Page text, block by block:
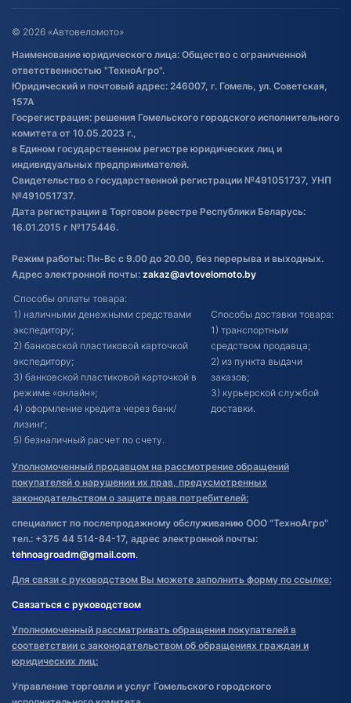
Оставить отзыв
Договор публичной оферты
Обработка файлов cookie
Постановка транспорта на учет
Обновления в ЭПТС 2024
© 2026 «Автовеломото»
Наименование юридического лица: Общество с ограниченной
ответственностью "ТехноАгро".
Юридический и почтовый адрес: 246007, г. Гомель, ул. Советская,
157А
Госрегистрация: решения Гомельского городского исполнительного
комитета от 10.05.2023 г.,
в Едином государственном регистре юридических лиц и
индивидуальных предпринимателей.
Свидетельство о государственной регистрации №491051737, УНП
№491051737.
Дата регистрации в Торговом реестре Республики Беларусь:
16.01.2015 г №175446.
Режим работы: Пн-Вс с 9.00 до 20.00, без перерыва и выходных.
Адрес электронной почты: zakaz@avtovelomoto.by
Способы оплаты товара:
1) наличными денежными средствами
экспедитору;
2) банковской пластиковой карточкой
экспедитору;
3) банковской пластиковой карточкой в
режиме «онлайн»;
4) оформление кредита через банк/
лизинг;
5) безналичный расчет по счету.
Способы доставки товара:
1) транспортным
средством продавца;
2) из пункта выдачи
заказов;
3) курьерской службой
доставки.
Уполномоченный продавцом на рассмотрение обращений
покупателей о нарушении их прав, предусмотренных
законодательством о защите прав потребителей:
специалист по послепродажному обслуживанию ООО "ТехноАгро"
тел.: +375 44 514-84-17, адрес электронной почты:
tehnoagroadm@gmail.com.
Для связи с руководством Вы можете заполнить форму по ссылке:
Связаться с руководством
Уполномоченный рассматривать обращения покупателей в
соответствии с законодательством об обращениях граждан и
юридических лиц:
Управление торговли и услуг Гомельского городского